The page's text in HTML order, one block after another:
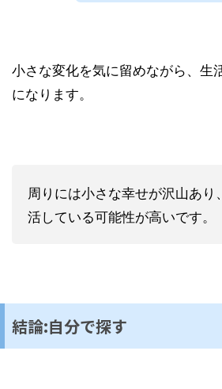
小さな変化を気に留めながら、生
になります。
周りには小さな幸せが沢山あり
活している可能性が高いです。
結論:自分で探す